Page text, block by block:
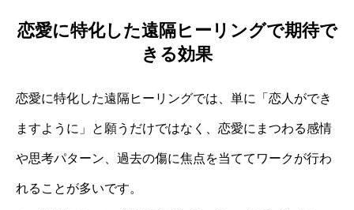
恋愛に特化した遠隔ヒーリングで期待で
きる効果
恋愛に特化した遠隔ヒーリングでは、単に「恋人ができ
ますように」と願うだけではなく、恋愛にまつわる感情
や思考パターン、過去の傷に焦点を当ててワークが行わ
れることが多いです。